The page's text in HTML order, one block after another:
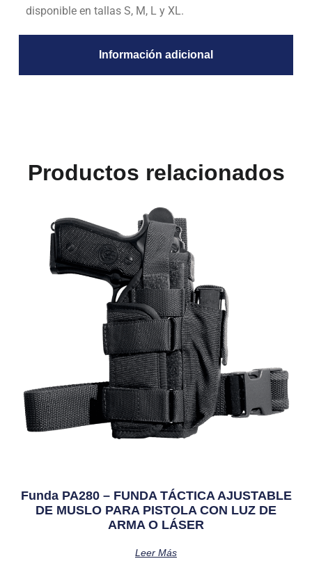
Información adicional
disponible en tallas S, M, L y XL.
Productos relacionados
Funda PA280 – FUNDA TÁCTICA AJUSTABLE
DE MUSLO PARA PISTOLA CON LUZ DE
ARMA O LÁSER
Leer Más